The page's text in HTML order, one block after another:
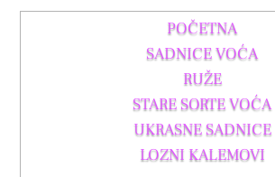
POČETNA
SADNICE VOĆA
RUŽE
STARE SORTE VOĆA
UKRASNE SADNICE
LOZNI KALEMOVI